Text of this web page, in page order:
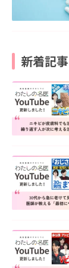
新着記事